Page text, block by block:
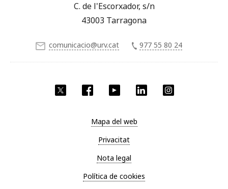
Facebook YouTube LinkedIn
C. de l'Escorxador, s/n
43003 Tarragona
comunicacio@urv.cat 977 55 80 24
Mapa del web
Privacitat
Nota legal
Política de cookies